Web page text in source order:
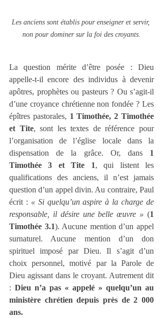
Les anciens sont établis pour enseigner et servir,
non pour dominer sur la foi des croyants.
La question mérite d’être posée : Dieu
appelle-t-il encore des individus à devenir
apôtres, prophètes ou pasteurs ? Ou s’agit-il
d’une croyance chrétienne non fondée ? Les
épîtres pastorales, 1 Timothée, 2 Timothée
et Tite, sont les textes de référence pour
l’organisation de l’église locale dans la
dispensation de la grâce. Or, dans 1
Timothée 3 et Tite 1, qui listent les
qualifications des anciens, il n’est jamais
question d’un appel divin. Au contraire, Paul
écrit : « Si quelqu’un aspire à la charge de
responsable, il désire une belle œuvre » (1
Timothée 3.1). Aucune mention d’un appel
surnaturel. Aucune mention d’un don
spirituel imposé par Dieu. Il s’agit d’un
choix personnel, motivé par la Parole de
Dieu agissant dans le croyant. Autrement dit
: Dieu n’a pas « appelé » quelqu’un au
ministère chrétien depuis près de 2 000
ans.